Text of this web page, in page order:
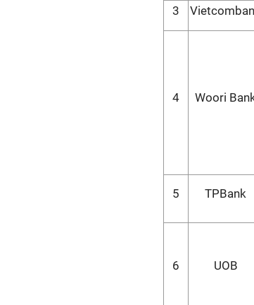
3
4 Woori
5 TPBank
6 UOB